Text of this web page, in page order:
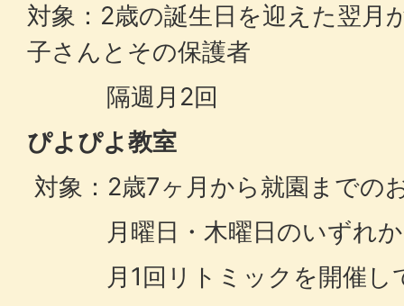
対象：2歳の誕生日を迎えた翌月
子さんとその保護者
隔週月2回
ぴよぴよ教室
対象：2歳7ヶ月から就園までの
月曜日・木曜日のいずれか
月1回リトミックを開催し